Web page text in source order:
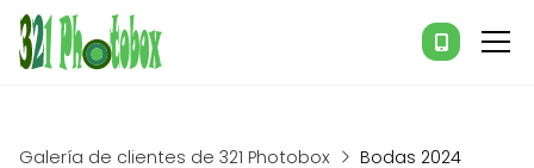
Galería de clientes de 321 Photobox Bodas 2024